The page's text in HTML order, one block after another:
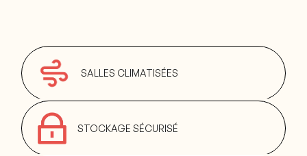
SALLES CLIMATISÉES
STOCKAGE SÉCURISÉ